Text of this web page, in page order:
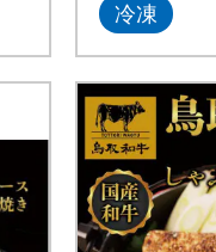
冷凍